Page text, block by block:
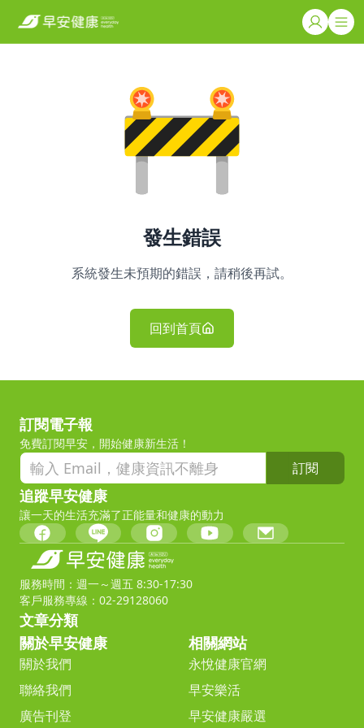
發生錯誤
系統發生未預期的錯誤，請稍後再試。
回到首頁
訂閱電子報
免費訂閱早安，開始健康新生活！
訂閱
追蹤早安健康
讓一天的生活充滿了正能量和健康的動力
服務時間：週一～週五 8:30-17:30
客戶服務專線：02-29128060
文章分類
關於早安健康
關於我們
聯絡我們
廣告刊登
相關網站
永悅健康官網
早安樂活
早安健康嚴選